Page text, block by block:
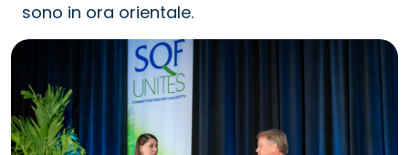
sono in ora orientale.